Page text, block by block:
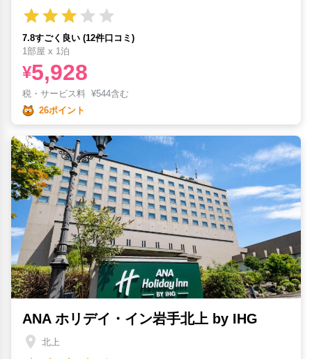
7.8すごく良い (12件口コミ)
1部屋 x 1泊
¥5,928
税・サービス料 ¥544含む
26ポイント
ANA ホリデイ・イン岩手北上 by IHG
北上